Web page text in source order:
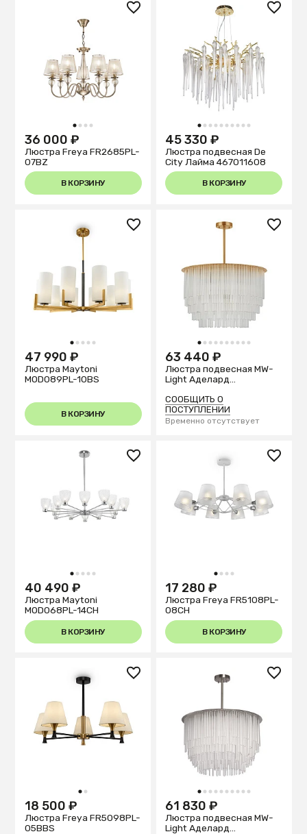
1 2 3 4
36 000 ₽
Люстра Freya FR2685PL-
07BZ
В КОРЗИНУ
1 2 3 4 5 6 7 8 9 10
45 330 ₽
Люстра подвесная De
City Лайма 467011608
В КОРЗИНУ
1 2 3 4 5
47 990 ₽
Люстра Maytoni
MOD089PL-10BS
В КОРЗИНУ
1 2 3 4 5 6 7 8 9 10
63 440 ₽
Люстра подвесная MW-
Light Аделард
СООБЩИТЬ О
ПОСТУПЛЕНИИ
Временно отсутствует
1 2 3 4 5
40 490 ₽
Люстра Maytoni
MOD068PL-14CH
В КОРЗИНУ
1 2 3 4
17 280 ₽
Люстра Freya FR5108PL-
08CH
В КОРЗИНУ
1 2
18 500 ₽
Люстра Freya FR5098PL-
05BBS
1 2 3 4 5 6 7 8 9 10
61 830 ₽
Люстра подвесная MW-
Light Аделард